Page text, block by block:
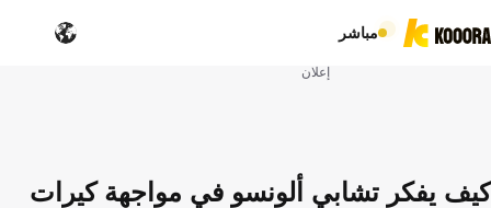
مباشر
إعلان
كيف يفكر تشابي ألونسو في مواجهة كيرات